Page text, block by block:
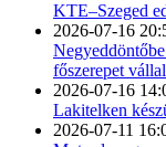
KTE–Szeged
2026-07-16
főszerepet
2026-07-16
Lakitelken
2026-07-11